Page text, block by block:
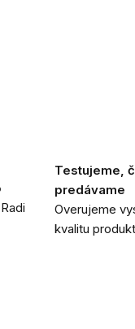
Testujeme,
predávame
Overujeme
kvalitu